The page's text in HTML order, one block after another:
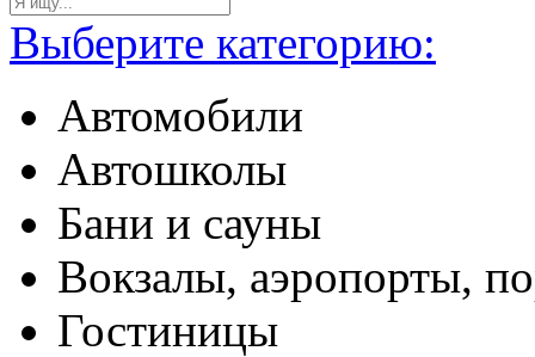
Выберите категорию:
Автомобили
Автошколы
Бани и сауны
Вокзалы, аэропорты,
Гостиницы